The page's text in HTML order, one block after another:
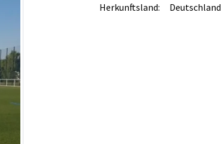
Herkunftsland:
Deutschland